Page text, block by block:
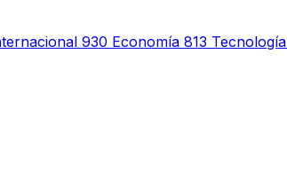
930 Economía 813 Tecnología